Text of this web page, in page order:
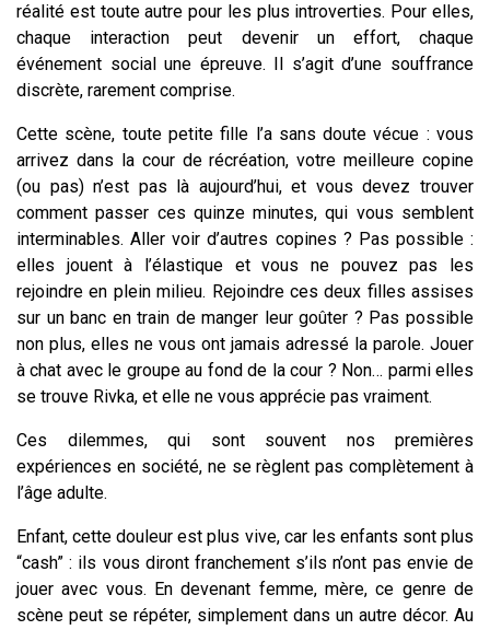
réalité est toute autre pour les plus introverties. Pour elles,
chaque interaction peut devenir un effort, chaque
événement social une épreuve. Il s’agit d’une souffrance
discrète, rarement comprise.
Cette scène, toute petite fille l’a sans doute vécue : vous
arrivez dans la cour de récréation, votre meilleure copine
(ou pas) n’est pas là aujourd’hui, et vous devez trouver
comment passer ces quinze minutes, qui vous semblent
interminables. Aller voir d’autres copines ? Pas possible :
elles jouent à l’élastique et vous ne pouvez pas les
rejoindre en plein milieu. Rejoindre ces deux filles assises
sur un banc en train de manger leur goûter ? Pas possible
non plus, elles ne vous ont jamais adressé la parole. Jouer
à chat avec le groupe au fond de la cour ? Non… parmi elles
se trouve Rivka, et elle ne vous apprécie pas vraiment.
Ces dilemmes, qui sont souvent nos premières
expériences en société, ne se règlent pas complètement à
l’âge adulte.
Enfant, cette douleur est plus vive, car les enfants sont plus
“cash” : ils vous diront franchement s’ils n’ont pas envie de
jouer avec vous. En devenant femme, mère, ce genre de
scène peut se répéter, simplement dans un autre décor. Au